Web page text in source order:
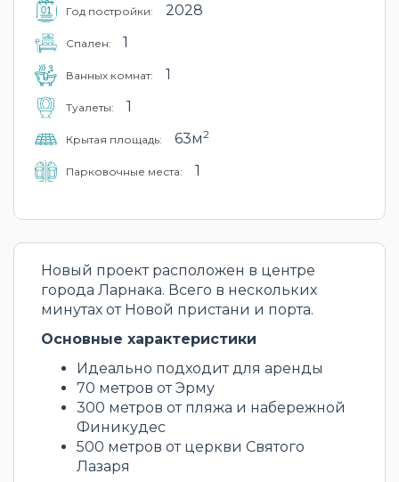
Год постройки: 2028
Cпален: 1
Ванных комнат: 1
Туалеты: 1
Крытая площадь: 63м2
Парковочные места: 1
Новый проект расположен в центре
города Ларнака. Всего в нескольких
минутах от Новой пристани и порта.
Основные характеристики
Идеально подходит для аренды
70 метров от Эрму
300 метров от пляжа и набережной
Финикудес
500 метров от церкви Святого
Лазаря